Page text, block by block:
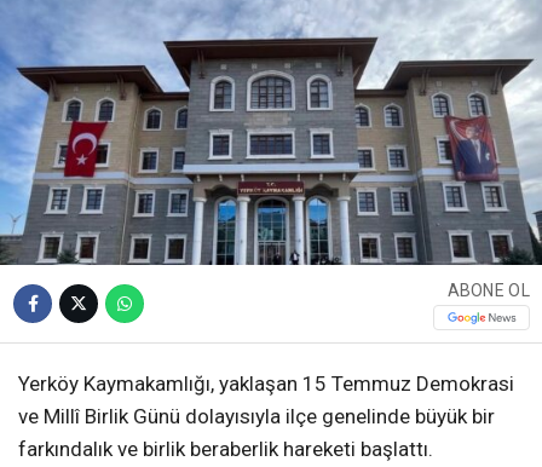
ABONE OL
Yerköy Kaymakamlığı, yaklaşan 15 Temmuz Demokrasi
ve Millî Birlik Günü dolayısıyla ilçe genelinde büyük bir
farkındalık ve birlik beraberlik hareketi başlattı.